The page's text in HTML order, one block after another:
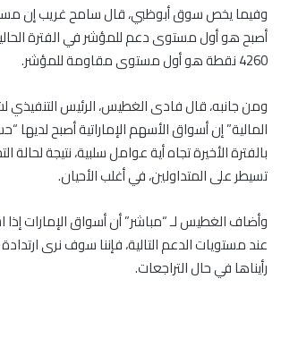
أصبح هو أول مستوى دعم للمؤشر في الفترة
4260 نقطة هو أول مستوى مقاومة للمؤشر.
ومن جانبه، قال فادى الغطيس، الرئيس التنفيذي
المالية” إن أسواق الأسهم الإماراتية أصبح لديها
بالفترة الأخيرة تجاه أية عوامل سلبية، نتيجة لحالة
تسيطر على المتداولين، في أغلب الأحيان.
وأضاف الغطيس لـ “مباشر” أن أسواق الإمارات
عند مستويات الدعم التالية، فإننا سوف نرى
رأيناها في حال التراجعات.